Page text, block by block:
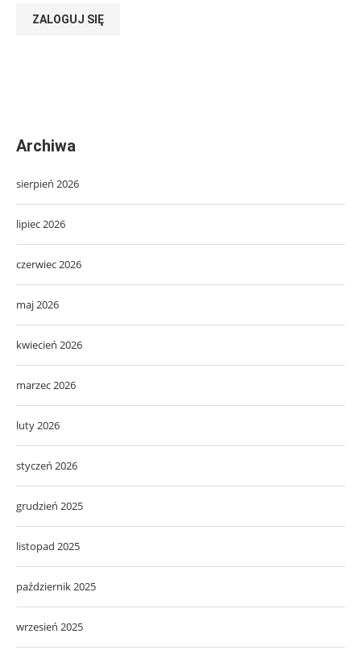
ZALOGUJ SIĘ
Archiwa
sierpień 2026
lipiec 2026
czerwiec 2026
maj 2026
kwiecień 2026
marzec 2026
luty 2026
styczeń 2026
grudzień 2025
listopad 2025
październik 2025
wrzesień 2025